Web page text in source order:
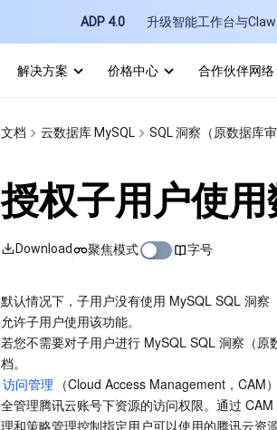
ADP 4.0 升级智能工作台与
解决方案 价格中心 合作伙伴网络
文档 云数据库 MySQL SQL 洞察（原数据库审
授权子用户使
Download 聚焦模式 字号
默认情况下，子用户没有使用 MySQL SQL 洞
允许子用户使用该功能。
若您不需要对子用户进行 MySQL SQL 洞察（
档。
访问管理 （Cloud Access Management，
全管理腾讯云账号下资源的访问权限。通过
理和策略管理控制指定用户可以使用的腾讯云资源